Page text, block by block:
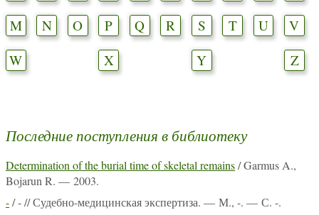
M
N O P Q R S T U
V
W
X Y Z
Последние поступления в библиотеку
Determination of the burial time of skeletal remains/ Garmus A.,
Bojarun R. — 2003.
-/ - // Судебно-медицинская экспертиза. — М., -. — С. -.